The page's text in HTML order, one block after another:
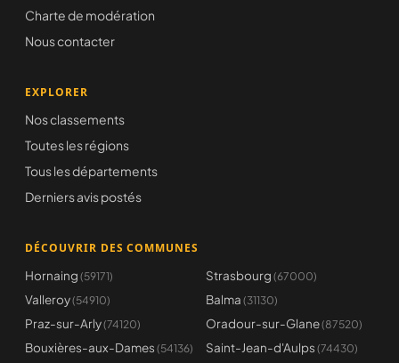
Charte de modération
Nous contacter
EXPLORER
Nos classements
Toutes les régions
Tous les départements
Derniers avis postés
DÉCOUVRIR DES COMMUNES
Hornaing (59171) Strasbourg (67000)
Valleroy(54910) Balma (31130)
Praz-sur-Arly(74120) Oradour-sur-Glane(87520)
Bouxières-aux-Dames (54136) Saint-Jean-d'Aulps (74430)